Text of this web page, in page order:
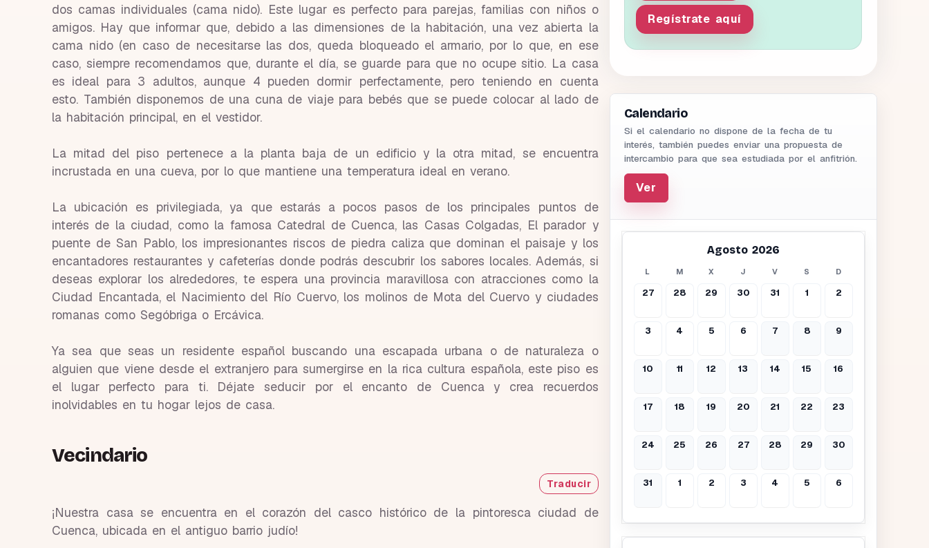
dos camas individuales (cama nido). Este lugar es perfecto para parejas, familias con niños o
amigos. Hay que informar que, debido a las dimensiones de la habitación, una vez abierta la
cama nido (en caso de necesitarse las dos, queda bloqueado el armario, por lo que, en ese
caso, siempre recomendamos que, durante el día, se guarde para que no ocupe sitio. La casa
es ideal para 3 adultos, aunque 4 pueden dormir perfectamente, pero teniendo en cuenta
esto. También disponemos de una cuna de viaje para bebés que se puede colocar al lado de
la habitación principal, en el vestidor.
La mitad del piso pertenece a la planta baja de un edificio y la otra mitad, se encuentra
incrustada en una cueva, por lo que mantiene una temperatura ideal en verano.
La ubicación es privilegiada, ya que estarás a pocos pasos de los principales puntos de
interés de la ciudad, como la famosa Catedral de Cuenca, las Casas Colgadas, El parador y
puente de San Pablo, los impresionantes riscos de piedra caliza que dominan el paisaje y los
encantadores restaurantes y cafeterías donde podrás descubrir los sabores locales. Además, si
deseas explorar los alrededores, te espera una provincia maravillosa con atracciones como la
Ciudad Encantada, el Nacimiento del Río Cuervo, los molinos de Mota del Cuervo y ciudades
romanas como Segóbriga o Ercávica.
Ya sea que seas un residente español buscando una escapada urbana o de naturaleza o
alguien que viene desde el extranjero para sumergirse en la rica cultura española, este piso es
el lugar perfecto para ti. Déjate seducir por el encanto de Cuenca y crea recuerdos
inolvidables en tu hogar lejos de casa.
Vecindario
Traducir
¡Nuestra casa se encuentra en el corazón del casco histórico de la pintoresca ciudad de
Cuenca, ubicada en el antiguo barrio judío!
Regístrate aquí
Calendario
Si el calendario no dispone de la fecha de tu
interés, también puedes enviar una propuesta de
intercambio para que sea estudiada por el anfitrión.
Ver
Agosto 2026
L M X J V S D
27 28 29 30 31 1 2
3 4 5 6 7 8 9
10 11 12 13 14 15 16
17 18 19 20 21 22 23
24 25 26 27 28 29 30
31 1 2 3 4 5 6